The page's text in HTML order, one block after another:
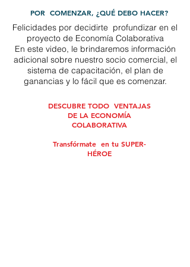
POR COMENZAR, ¿QUÉ DEBO HACER?
Felicidades por decidirte profundizar en el
proyecto de Economía Colaborativa
En este video, le brindaremos información
adicional sobre nuestro socio comercial, el
sistema de capacitación, el plan de
ganancias y lo fácil que es comenzar.
DESCUBRE TODO VENTAJAS
DE LA ECONOMÍA
COLABORATIVA
Transfórmate en tu SUPER-
HÉROE